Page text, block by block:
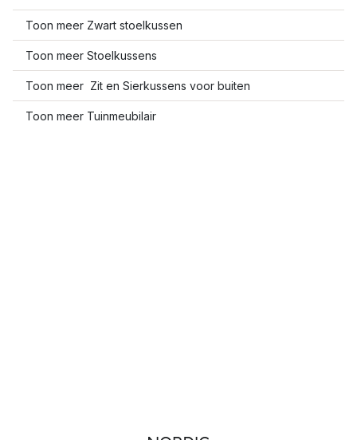
Toon meer Zwart stoelkussen
Toon meer Stoelkussens
Toon meer Zit en Sierkussens voor buiten
Toon meer Tuinmeubilair